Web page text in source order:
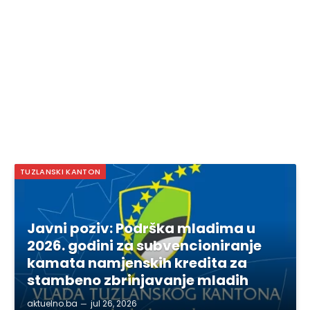
TUZLANSKI KANTON
Javni poziv: Podrška mladima u
2026. godini za subvencioniranje
kamata namjenskih kredita za
stambeno zbrinjavanje mladih
aktuelno.ba jul 26, 2026